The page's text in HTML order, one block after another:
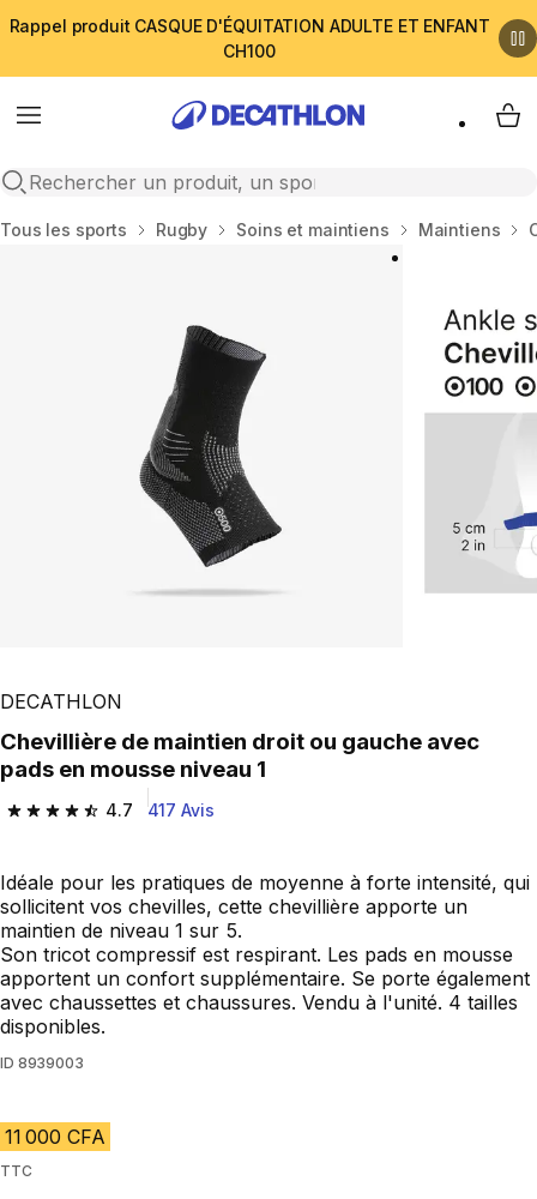
Rappel produit CASQUE D'ÉQUITATION ADULTE ET ENFANT
CH100
Menu
Open search
My
Accueil
Tous les sports Rugby Soins et maintiens Maintiens
DECATHLON
Chevillière de maintien droit ou gauche avec
pads en mousse niveau 1
4.7
4.7 out of 5 stars from 417 reviews
417 Avis
Idéale pour les pratiques de moyenne à forte intensité, qui
sollicitent vos chevilles, cette chevillière apporte un
maintien de niveau 1 sur 5.
Son tricot compressif est respirant. Les pads en mousse
apportent un confort supplémentaire. Se porte également
avec chaussettes et chaussures. Vendu à l'unité. 4 tailles
disponibles.
ID 8939003
11 000 CFA
TTC